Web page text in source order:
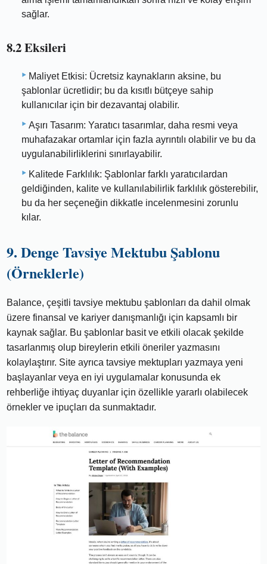
sağlar.
8.2 Eksileri
Maliyet Etkisi: Ücretsiz kaynakların aksine, bu
şablonlar ücretlidir; bu da kısıtlı bütçeye sahip
kullanıcılar için bir dezavantaj olabilir.
Aşırı Tasarım: Yaratıcı tasarımlar, daha resmi veya
muhafazakar ortamlar için fazla ayrıntılı olabilir ve bu da
uygulanabilirliklerini sınırlayabilir.
Kalitede Farklılık: Şablonlar farklı yaratıcılardan
geldiğinden, kalite ve kullanılabilirlik farklılık gösterebilir,
bu da her seçeneğin dikkatle incelenmesini zorunlu
kılar.
9. Denge Tavsiye Mektubu Şablonu
(Örneklerle)
Balance, çeşitli tavsiye mektubu şablonları da dahil olmak
üzere finansal ve kariyer danışmanlığı için kapsamlı bir
kaynak sağlar. Bu şablonlar basit ve etkili olacak şekilde
tasarlanmış olup bireylerin etkili öneriler yazmasını
kolaylaştırır. Site ayrıca tavsiye mektupları yazmaya yeni
başlayanlar veya en iyi uygulamalar konusunda ek
rehberliğe ihtiyaç duyanlar için özellikle yararlı olabilecek
örnekler ve ipuçları da sunmaktadır.